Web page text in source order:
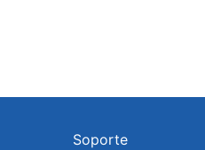
Soporte